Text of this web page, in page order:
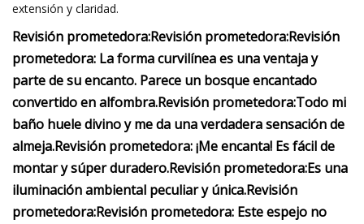
extensión y claridad.
Revisión prometedora:Revisión prometedora:Revisión
prometedora: La forma curvilínea es una ventaja y
parte de su encanto. Parece un bosque encantado
convertido en alfombra.Revisión prometedora:Todo mi
baño huele divino y me da una verdadera sensación de
almeja.Revisión prometedora:¡Me encanta! Es fácil de
montar y súper duradero.Revisión prometedora:Es una
iluminación ambiental peculiar y única.Revisión
prometedora:Revisión prometedora: Este espejo no